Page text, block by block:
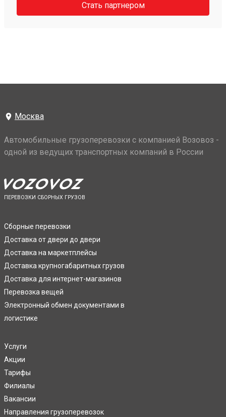
Стать партнером
Москва
Автомобильные грузоперевозки с компанией Возовоз -
одной из ведущих транспортных компаний в России
ПЕРЕВОЗКИ СБОРНЫХ ГРУЗОВ
Сборные перевозки
Доставка от двери до двери
Доставка на маркетплейсы
Доставка крупногабаритных грузов
Доставка для интернет-магазинов
Перевозка вещей
Электронный обмен документами в
логистике
Услуги
Акции
Тарифы
Филиалы
Вакансии
Направления грузоперевозок